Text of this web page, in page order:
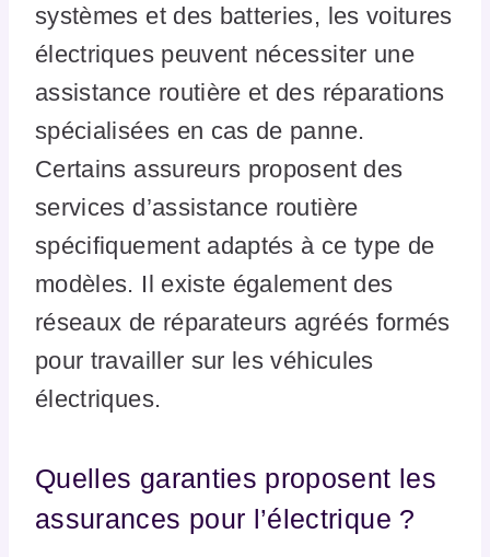
systèmes et des batteries, les voitures
électriques peuvent nécessiter une
assistance routière et des réparations
spécialisées en cas de panne.
Certains assureurs proposent des
services d’assistance routière
spécifiquement adaptés à ce type de
modèles. Il existe également des
réseaux de réparateurs agréés formés
pour travailler sur les véhicules
électriques.
Quelles garanties proposent les
assurances pour l’électrique ?